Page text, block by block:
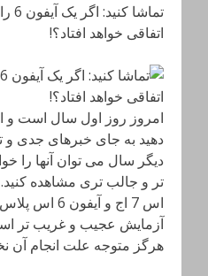
اتفاقی خواهد افتاد؟!
امروز روز اول سال است و
دهید به جای خبرهای جدی و
دیگر سال می توان آنها را
تر و جالب تری مشاهده
اس 7 اج و
آزمایش عجیب و غریب تر
هرگز متوجه علت انجام آن